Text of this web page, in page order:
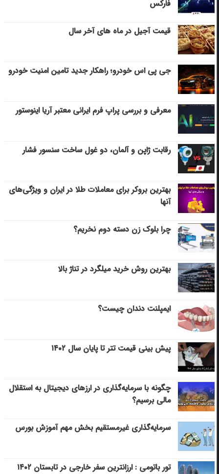
فارکس
قیمت آجیل در ماه های آخر سال
جی پی اس خودرو؛ راهکار جدید تامین امنیت خودرو
معرفی و بررسی پراپ فرم ایرانی معتبر آریا اینوستور
رقابت ژاپن و آلمان، دو غول ساخت سنسور فشار
بهترین بروکر برای معاملات طلا در ایران و ویژگی‌های
آنها
چرا بلوک زن دسته دوم نخریم؟
بهترین روش خرید میلگرد در تناژ بالا
ایمپلنت دندان چیست؟
پیش بینی قیمت تتر تا پایان سال ۱۴۰۲
چگونه با سرمایه‌گذاری در ارزهای دیجیتال به استقلال
مالی برسیم؟
سرمایه‌گذاری غیرمستقیم بخش مهم آموزش بورس
تور باتومی : ارزانترین سفر خارجی در تابستان ۱۴۰۲